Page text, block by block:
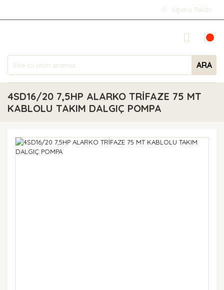
Sipariş Takibi
ARA
4SD16/20 7,5HP ALARKO TRİFAZE 75 MT
KABLOLU TAKIM DALGIÇ POMPA